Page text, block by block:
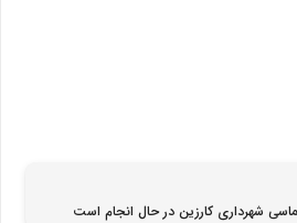
شهرداری کارزین در حال انجام است